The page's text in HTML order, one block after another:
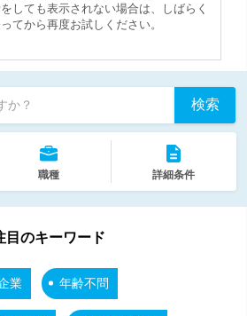
しても表示されない場合は、しばらく
てから再度お試しください。
か？ 検索
職種 詳細条件
目のキーワード
業 年齢不問